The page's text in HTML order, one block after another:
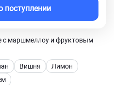
с маршмеллоу и фруктовым
Вишня
Лимон
поступлении